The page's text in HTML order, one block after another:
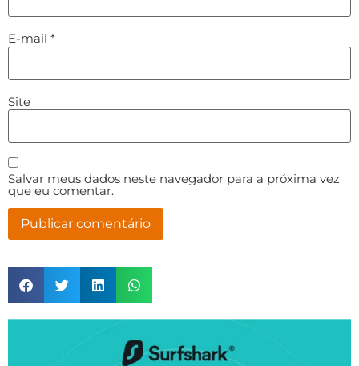
E-mail *
Site
Salvar meus dados neste navegador para a próxima vez
que eu comentar.